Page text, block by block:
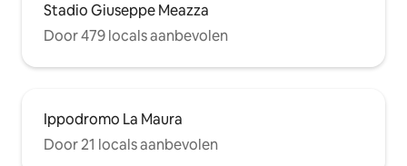
Stadio Giuseppe Meazza
Door 479 locals aanbevolen
Ippodromo La Maura
Door 21 locals aanbevolen